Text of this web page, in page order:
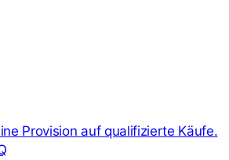
Provision auf qualifizierte Käufe.